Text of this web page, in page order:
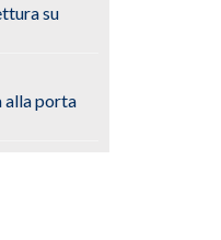
su
alla porta